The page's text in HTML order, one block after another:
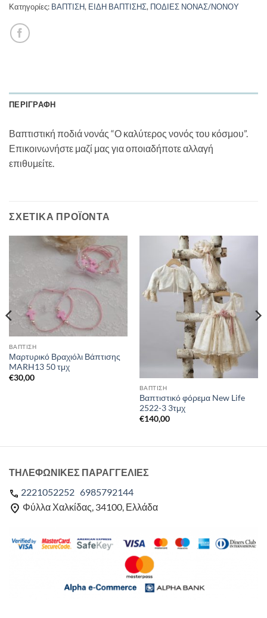
Κατηγορίες: ΒΑΠΤΙΣΗ, ΕΙΔΗ ΒΑΠΤΙΣΗΣ, ΠΟΔΙΕΣ ΝΟΝΑΣ/ΝΟΝΟΥ
ΠΕΡΙΓΡΑΦΉ
Βαπτιστική ποδιά νονάς “Ο καλύτερος νονός του κόσμου”.
Επικοινωνήστε μαζί μας για οποιαδήποτε αλλαγή
επιθυμείτε.
ΣΧΕΤΙΚΆ ΠΡΟΪΌΝΤΑ
ΒΑΠΤΙΣΗ
Μαρτυρικό Βραχιόλι Βάπτισης
MARH13 50 τμχ
€30,00
ΒΑΠΤΙΣΗ
Βαπτιστικό φόρεμα New Life
2522-3 3τμχ
€140,00
ΤΗΛΕΦΩΝΙΚΕΣ ΠΑΡΑΓΓΕΛΙΕΣ
2221052252 6985792144
Φύλλα Χαλκίδας, 34100, Ελλάδα